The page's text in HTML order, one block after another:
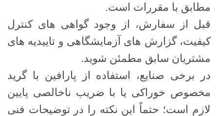
مطابق با مقررات است.
قبل از سفارش، از وجود گواهی‌ های کنترل
کیفیت، گزارش‌ های آزمایشگاهی و تاییدیه ‌های
مشتریان سابق مطمئن شوید.
در برخی صنایع، استفاده از پارافین با گرید
مخصوص خوراکی یا با ضریب ناخالصی پایین
لازم است؛ حتماً این نکته را در توضیحات فنی